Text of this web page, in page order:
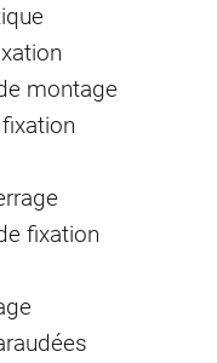
montage
fixation